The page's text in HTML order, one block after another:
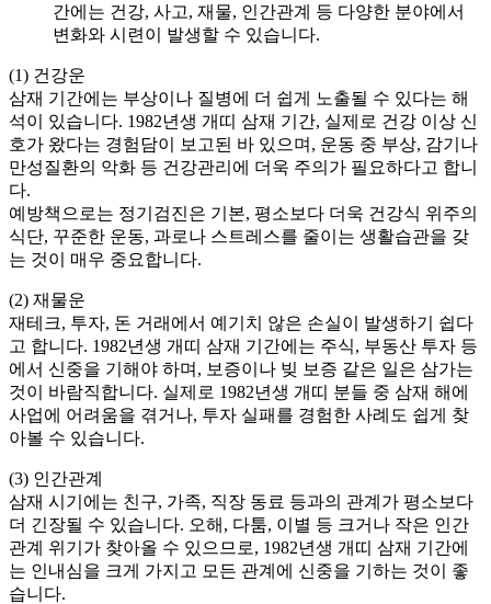
간에는 건강, 사고, 재물, 인간관계 등 다양한 분야에서
변화와 시련이 발생할 수 있습니다.
(1) 건강운
삼재 기간에는 부상이나 질병에 더 쉽게 노출될 수 있다는 해
석이 있습니다. 1982년생 개띠 삼재 기간, 실제로 건강 이상 신
호가 왔다는 경험담이 보고된 바 있으며, 운동 중 부상, 감기나
만성질환의 악화 등 건강관리에 더욱 주의가 필요하다고 합니
다.
예방책으로는 정기검진은 기본, 평소보다 더욱 건강식 위주의
식단, 꾸준한 운동, 과로나 스트레스를 줄이는 생활습관을 갖
는 것이 매우 중요합니다.
(2) 재물운
재테크, 투자, 돈 거래에서 예기치 않은 손실이 발생하기 쉽다
고 합니다. 1982년생 개띠 삼재 기간에는 주식, 부동산 투자 등
에서 신중을 기해야 하며, 보증이나 빚 보증 같은 일은 삼가는
것이 바람직합니다. 실제로 1982년생 개띠 분들 중 삼재 해에
사업에 어려움을 겪거나, 투자 실패를 경험한 사례도 쉽게 찾
아볼 수 있습니다.
(3) 인간관계
삼재 시기에는 친구, 가족, 직장 동료 등과의 관계가 평소보다
더 긴장될 수 있습니다. 오해, 다툼, 이별 등 크거나 작은 인간
관계 위기가 찾아올 수 있으므로, 1982년생 개띠 삼재 기간에
는 인내심을 크게 가지고 모든 관계에 신중을 기하는 것이 좋
습니다.